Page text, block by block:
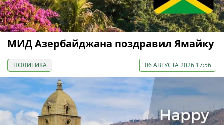
МИД Азербайджана поздравил Ямайку
ПОЛИТИКА 06 АВГУСТА 2026 17:56